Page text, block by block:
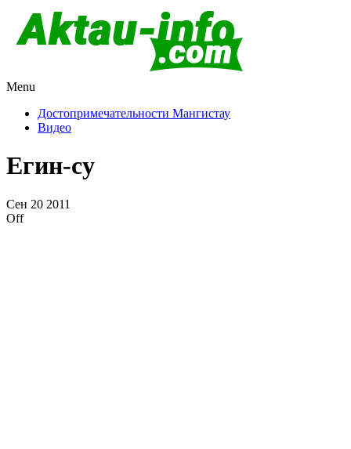
Казахстан
Menu
Достопримечательности Мангистау
Видео
Егин-су
Сен 20 2011
Off